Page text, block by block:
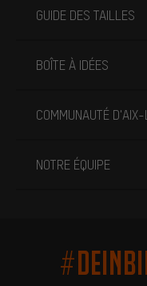
GUIDE DES TAILLES
BOÎTE À IDÉES
COMMUNAUTÉ
NOTRE ÉQUIPE